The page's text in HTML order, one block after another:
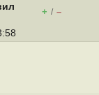
+ / –